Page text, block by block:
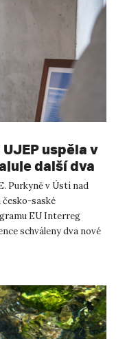
uspěla v
další dva
saskými
Purkyně v Ústí nad
saské
EU Interreg
schváleny dva nové